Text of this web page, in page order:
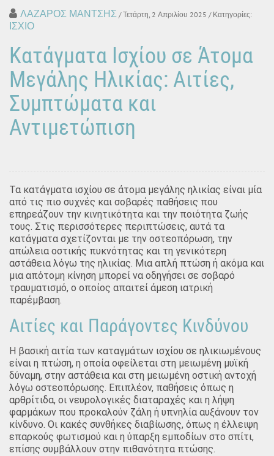
ΛΑΖΑΡΟΣ ΜΑΝΤΣΗΣ / Τετάρτη, 2 Απριλίου 2025 / Κατηγορίες:
ΙΣΧΙΟ
Κατάγματα Ισχίου σε Άτομα
Μεγάλης Ηλικίας: Αιτίες,
Συμπτώματα και
Αντιμετώπιση
Τα κατάγματα ισχίου σε άτομα μεγάλης ηλικίας είναι μία
από τις πιο συχνές και σοβαρές παθήσεις που
επηρεάζουν την κινητικότητα και την ποιότητα ζωής
τους. Στις περισσότερες περιπτώσεις, αυτά τα
κατάγματα σχετίζονται με την οστεοπόρωση, την
απώλεια οστικής πυκνότητας και τη γενικότερη
αστάθεια λόγω της ηλικίας. Μια απλή πτώση ή ακόμα και
μια απότομη κίνηση μπορεί να οδηγήσει σε σοβαρό
τραυματισμό, ο οποίος απαιτεί άμεση ιατρική
παρέμβαση.
Αιτίες και Παράγοντες Κινδύνου
Η βασική αιτία των καταγμάτων ισχίου σε ηλικιωμένους
είναι η πτώση, η οποία οφείλεται στη μειωμένη μυϊκή
δύναμη, στην αστάθεια και στη μειωμένη οστική αντοχή
λόγω οστεοπόρωσης. Επιπλέον, παθήσεις όπως η
αρθρίτιδα, οι νευρολογικές διαταραχές και η λήψη
φαρμάκων που προκαλούν ζάλη ή υπνηλία αυξάνουν τον
κίνδυνο. Οι κακές συνθήκες διαβίωσης, όπως η έλλειψη
επαρκούς φωτισμού και η ύπαρξη εμποδίων στο σπίτι,
επίσης συμβάλλουν στην πιθανότητα πτώσης.